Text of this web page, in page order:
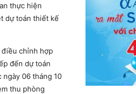
thực hiện
dự toán thiết kế
điều chỉnh hợp
đến dự toán
06 tháng 10
thu phòng